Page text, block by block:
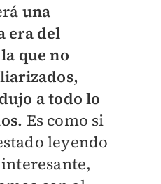
una
era del
que no
a todo lo
Es como si
leyendo